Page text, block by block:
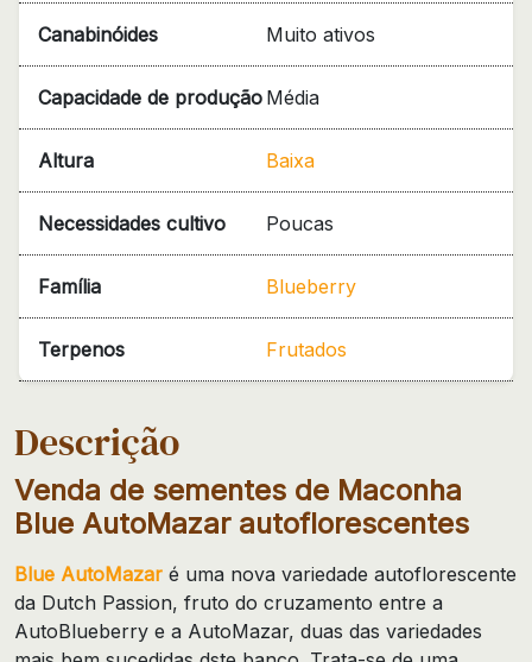
Canabinóides Muito ativos
Capacidade de produção Média
Altura Baixa
Necessidades cultivo Poucas
Família Blueberry
Terpenos Frutados
Descrição
Venda de sementes de Maconha
Blue AutoMazar autoflorescentes
Blue AutoMazar é uma nova variedade autoflorescente
da Dutch Passion, fruto do cruzamento entre a
AutoBlueberry e a AutoMazar, duas das variedades